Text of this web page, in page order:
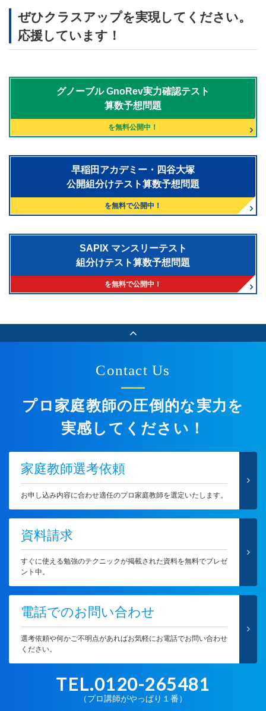
ぜひクラスアップを実現してください。
応援しています！
グノーブルGnoRev実力確認テスト
算数予想問題
を無料公開中！
早稲田アカデミー・四谷大塚
公開組分けテスト算数予想問題
を無料で公開中！
SAPIX マンスリーテスト
組分けテスト算数予想問題
を無料で公開中！
Contact Us
プロ家庭教師の圧倒的な実力を
実感してください！
家庭教師選考依頼
お申し込み内容に合わせ適任のプロ家庭教師を選定いたします。
資料請求
すぐに使える勉強のテクニックが掲載された資料を無料でプレゼ
ント中。
電話でのお問い合わせ
選考依頼や何かご不明点があればお気軽にお電話でお問い合わせ
ください。
TEL.0120-265481
（プロ講師がやっぱり１番）